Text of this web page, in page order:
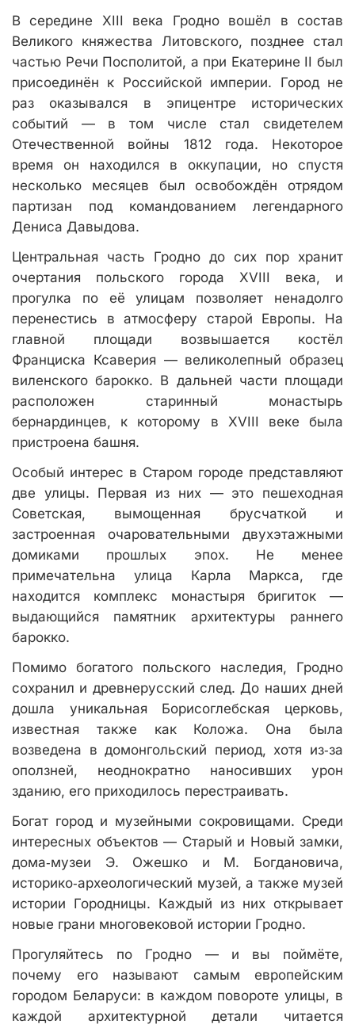
В середине XIII века Гродно вошёл в состав
Великого княжества Литовского, позднее стал
частью Речи Посполитой, а при Екатерине II был
присоединён к Российской империи. Город не
раз оказывался в эпицентре исторических
событий — в том числе стал свидетелем
Отечественной войны 1812 года. Некоторое
время он находился в оккупации, но спустя
несколько месяцев был освобождён отрядом
партизан под командованием легендарного
Дениса Давыдова.
Центральная часть Гродно до сих пор хранит
очертания польского города XVIII века, и
прогулка по её улицам позволяет ненадолго
перенестись в атмосферу старой Европы. На
главной площади возвышается костёл
Франциска Ксаверия — великолепный образец
виленского барокко. В дальней части площади
расположен старинный монастырь
бернардинцев, к которому в XVIII веке была
пристроена башня.
Особый интерес в Старом городе представляют
две улицы. Первая из них — это пешеходная
Советская, вымощенная брусчаткой и
застроенная очаровательными двухэтажными
домиками прошлых эпох. Не менее
примечательна улица Карла Маркса, где
находится комплекс монастыря бригиток —
выдающийся памятник архитектуры раннего
барокко.
Помимо богатого польского наследия, Гродно
сохранил и древнерусский след. До наших дней
дошла уникальная Борисоглебская церковь,
известная также как Коложа. Она была
возведена в домонгольский период, хотя из‑за
оползней, неоднократно наносивших урон
зданию, его приходилось перестраивать.
Богат город и музейными сокровищами. Среди
интересных объектов — Старый и Новый замки,
дома‑музеи Э. Ожешко и М. Богдановича,
историко‑археологический музей, а также музей
истории Городницы. Каждый из них открывает
новые грани многовековой истории Гродно.
Прогуляйтесь по Гродно — и вы поймёте,
почему его называют самым европейским
городом Беларуси: в каждом повороте улицы, в
каждой архитектурной детали читается